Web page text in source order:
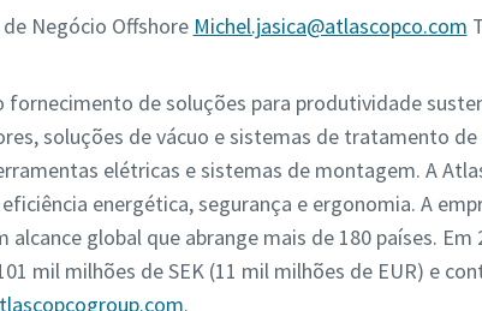
Negócio Offshore Michel.jasica@atlascopco.com
fornecimento de soluções para produtividade
soluções de vácuo e sistemas de tratamento
elétricas e sistemas de montagem. A
energética, segurança e ergonomia. A
global que abrange mais de 180 países. Em
mil milhões de SEK (11 mil milhões de EUR) e
.